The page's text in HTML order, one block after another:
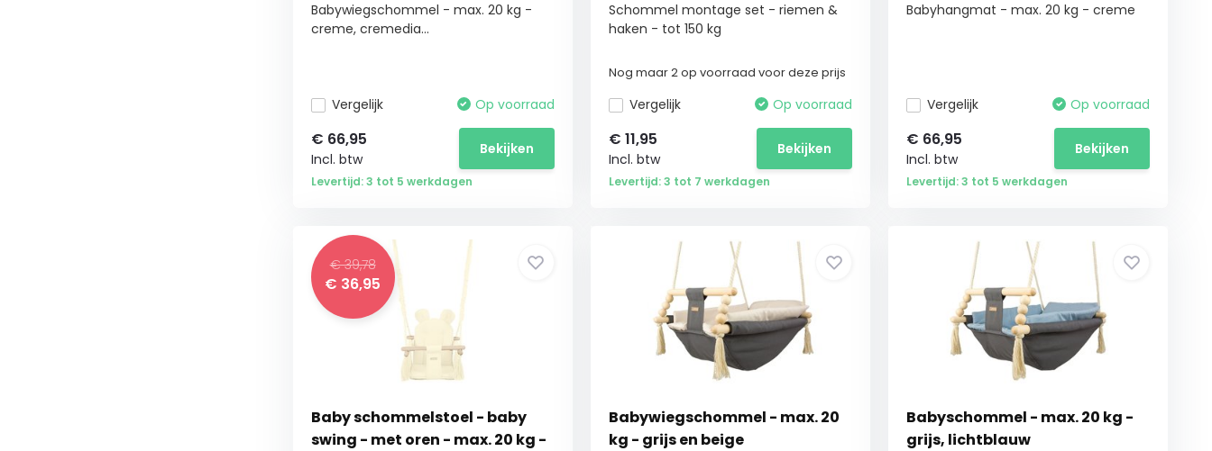
Babywiegschommel - max. 20 kg -
creme, cremedia...
Vergelijk Op voorraad
€ 66,95
Incl. btw
Bekijken
Levertijd: 3 tot 5 werkdagen
Schommel montage set - riemen &
haken - tot 150 kg
Nog maar 2 op voorraad voor deze prijs
Vergelijk Op voorraad
€ 11,95
Incl. btw
Bekijken
Levertijd: 3 tot 7 werkdagen
Babyhangmat - max. 20 kg - creme
Vergelijk Op voorraad
€ 66,95
Incl. btw
Bekijken
Levertijd: 3 tot 5 werkdagen
€ 39,78
€ 36,95
Baby schommelstoel - baby
swing - met oren - max. 20 kg -
Babywiegschommel - max. 20
kg - grijs en beige
Babyschommel - max. 20 kg -
grijs, lichtblauw